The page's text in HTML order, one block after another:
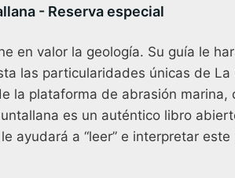
- Reserva especial
en valor la geología. Su guía le
las particularidades únicas de
la plataforma de abrasión
es un auténtico libro
ayudará a “leer” e interpretar